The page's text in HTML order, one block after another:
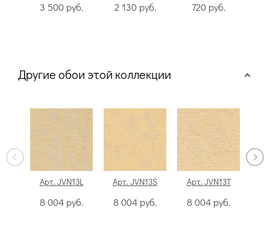
3 500 руб. 2 130 руб. 720 руб.
Другие обои этой коллекции
Арт. JVN13L
8 004 руб.
Арт. JVN13S
8 004 руб.
Арт. JVN13T
8 004 руб.